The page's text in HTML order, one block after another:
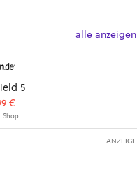
alle anzeigen
5
€
Shop
ANZEIGE